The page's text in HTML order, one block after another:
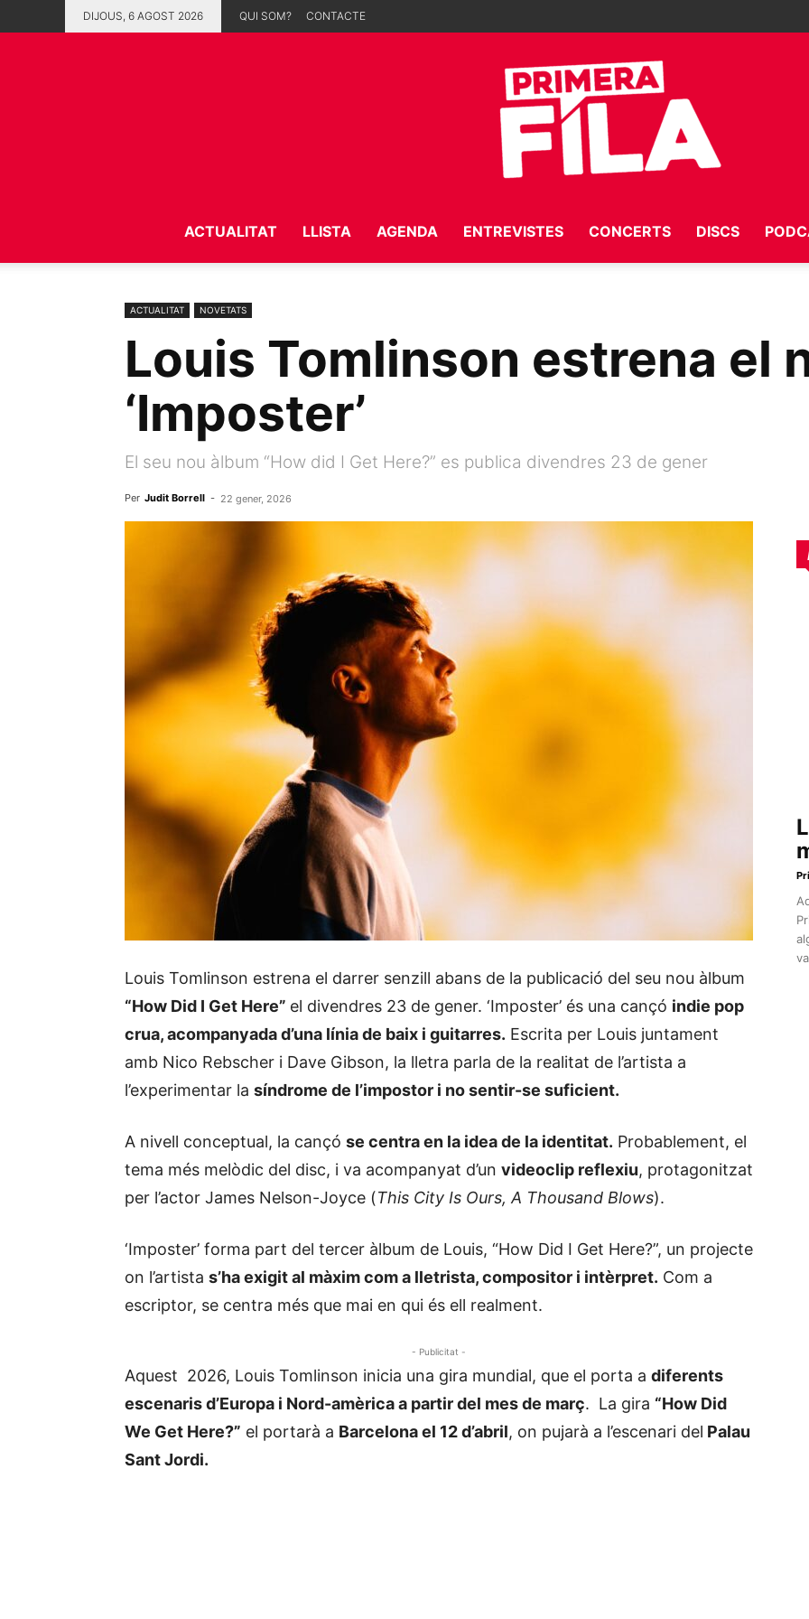
DIJOUS, 6 AGOST 2026 QUI SOM? CONTACTE
Fila
ACTUALITAT LLISTA AGENDA ENTREVISTES CONCERTS DISCS
ACTUALITAT NOVETATS
Louis Tomlinson estrena el
‘Imposter’
El seu nou àlbum “How did I Get Here?” es publica divendres 23 de gener
Per Judit Borrell - 22 gener, 2026
Louis Tomlinson estrena el darrer senzill abans de la publicació del seu nou àlbum
“How Did I Get Here” el divendres 23 de gener. ‘Imposter’ és una cançó indie pop
crua, acompanyada d’una línia de baix i guitarres. Escrita per Louis juntament
amb Nico Rebscher i Dave Gibson, la lletra parla de la realitat de l’artista a
l’experimentar la síndrome de l’impostor i no sentir-se suficient.
A nivell conceptual, la cançó se centra en la idea de la identitat. Probablement, el
tema més melòdic del disc, i va acompanyat d’un videoclip reflexiu, protagonitzat
per l’actor James Nelson-Joyce (This City Is Ours, A Thousand Blows).
‘Imposter’ forma part del tercer àlbum de Louis, “How Did I Get Here?”, un projecte
on l’artista s’ha exigit al màxim com a lletrista, compositor i intèrpret. Com a
escriptor, se centra més que mai en qui és ell realment.
- Publicitat -
Aquest 2026, Louis Tomlinson inicia una gira mundial, que el porta a diferents
escenaris d’Europa i Nord-amèrica a partir del mes de març. La gira “How Did
We Get Here?” el portarà a Barcelona el 12 d’abril, on pujarà a l’escenari del Palau
Sant Jordi.